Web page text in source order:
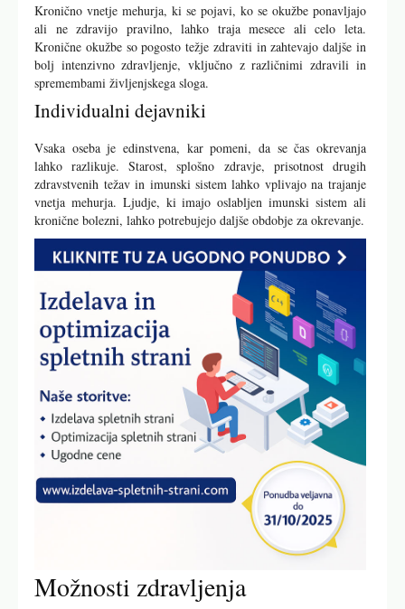
Kronično vnetje mehurja, ki se pojavi, ko se okužbe ponavljajo
ali ne zdravijo pravilno, lahko traja mesece ali celo leta.
Kronične okužbe so pogosto težje zdraviti in zahtevajo daljše in
bolj intenzivno zdravljenje, vključno z različnimi zdravili in
spremembami življenjskega sloga.
Individualni dejavniki
Vsaka oseba je edinstvena, kar pomeni, da se čas okrevanja
lahko razlikuje. Starost, splošno zdravje, prisotnost drugih
zdravstvenih težav in imunski sistem lahko vplivajo na trajanje
vnetja mehurja. Ljudje, ki imajo oslabljen imunski sistem ali
kronične bolezni, lahko potrebujejo daljše obdobje za okrevanje.
Možnosti zdravljenja